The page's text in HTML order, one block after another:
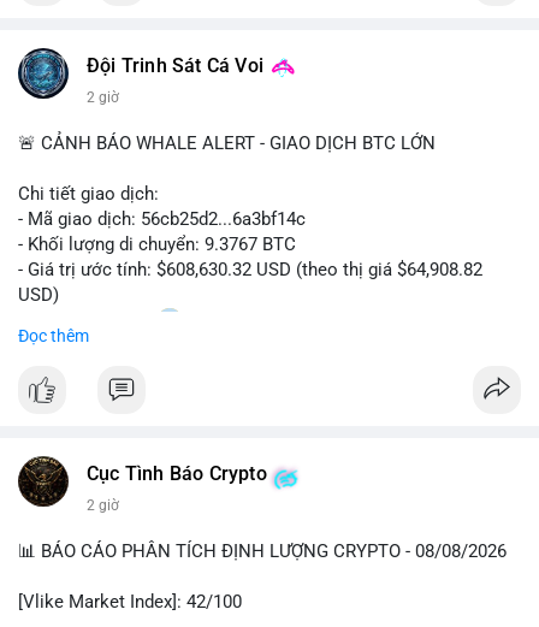
📰 Nguồn: CoinDesk
Đội Trinh Sát Cá Voi
2 giờ
🚨 CẢNH BÁO WHALE ALERT - GIAO DỊCH BTC LỚN
Chi tiết giao dịch:
- Mã giao dịch: 56cb25d2...6a3bf14c
- Khối lượng di chuyển: 9.3767 BTC
- Giá trị ước tính: $608,630.32 USD (theo thị giá $64,908.82
USD)
- Thời gian: 02:20
Nhận định phân tích:
Giao dịch gần 610 nghìn USD được thực hiện trong khung giờ
bình lớn này, khả năng cao là cá voi đang tái phân bổ tài sản
giữa các ví nóng hoặc chuyển sang ví lạnh để tích lũy dài hạn,
vào sàn giao dịch tập trung trong các khối tiếp theo, áp lực
cơ ngắn hạn.
Đọc thêm
Cục Tình Báo Crypto
2 giờ
📊 BÁO CÁO PHÂN TÍCH ĐỊNH LƯỢNG CRYPTO - 08/08/2026
[Vlike Market Index]: 42/100